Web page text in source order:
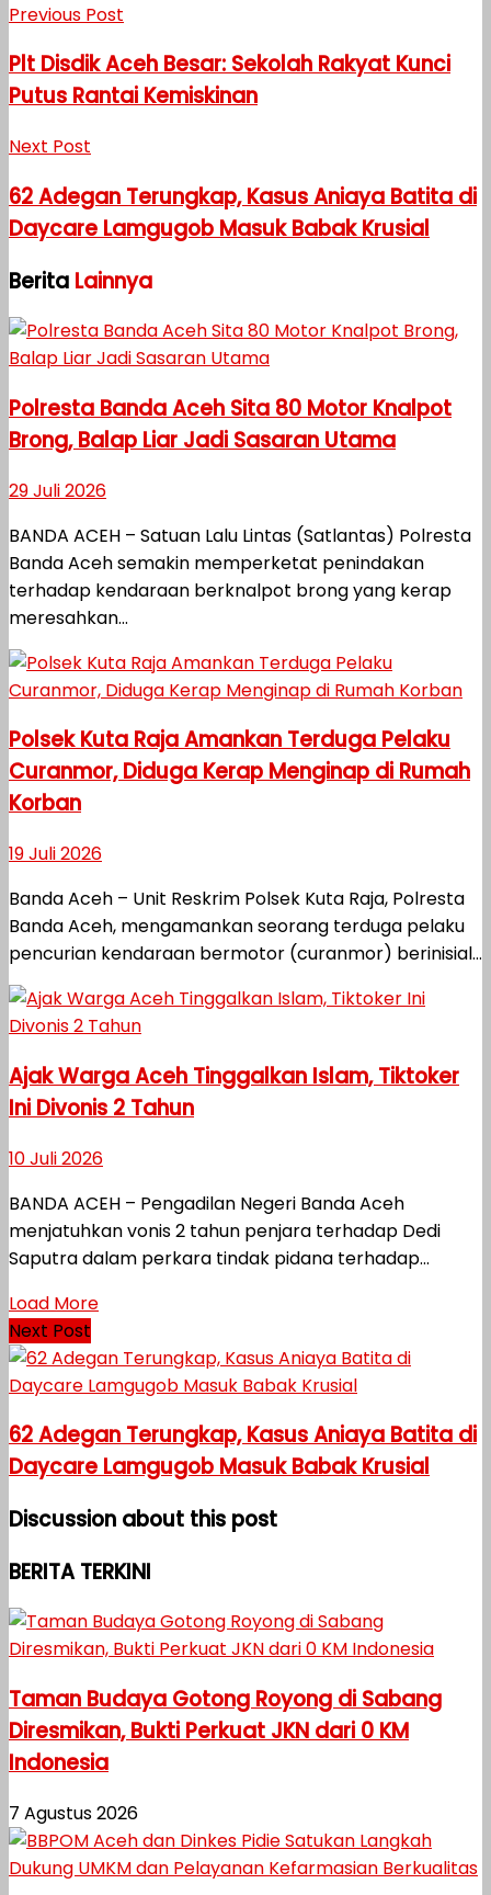
Previous Post
Plt Disdik Aceh Besar: Sekolah Rakyat Kunci
Putus Rantai Kemiskinan
Next Post
62 Adegan Terungkap, Kasus Aniaya Batita di
Daycare Lamgugob Masuk Babak Krusial
Berita Lainnya
Polresta Banda Aceh Sita 80 Motor Knalpot
Brong, Balap Liar Jadi Sasaran Utama
29 Juli 2026
BANDA ACEH – Satuan Lalu Lintas (Satlantas) Polresta
Banda Aceh semakin memperketat penindakan
terhadap kendaraan berknalpot brong yang kerap
meresahkan...
Polsek Kuta Raja Amankan Terduga Pelaku
Curanmor, Diduga Kerap Menginap di Rumah
Korban
19 Juli 2026
Banda Aceh – Unit Reskrim Polsek Kuta Raja, Polresta
Banda Aceh, mengamankan seorang terduga pelaku
pencurian kendaraan bermotor (curanmor) berinisial...
Ajak Warga Aceh Tinggalkan Islam, Tiktoker
Ini Divonis 2 Tahun
10 Juli 2026
BANDA ACEH – Pengadilan Negeri Banda Aceh
menjatuhkan vonis 2 tahun penjara terhadap Dedi
Saputra dalam perkara tindak pidana terhadap...
Load More
Next Post
62 Adegan Terungkap, Kasus Aniaya Batita di
Daycare Lamgugob Masuk Babak Krusial
Discussion about this post
BERITA TERKINI
Taman Budaya Gotong Royong di Sabang
Diresmikan, Bukti Perkuat JKN dari 0 KM
Indonesia
7 Agustus 2026